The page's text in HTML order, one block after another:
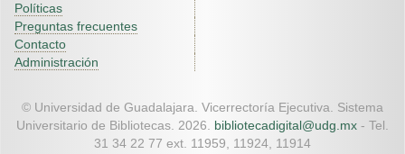
Políticas
Preguntas frecuentes
Contacto
Administración
© Universidad de Guadalajara. Vicerrectoría Ejecutiva. Sistema
Universitario de Bibliotecas. 2026. bibliotecadigital@udg.mx - Tel.
31 34 22 77 ext. 11959, 11924, 11914